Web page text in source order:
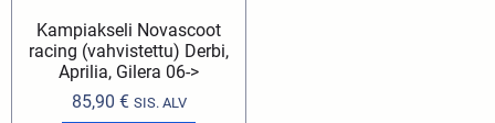
Kampiakseli Novascoot
racing (vahvistettu) Derbi,
Aprilia, Gilera 06->
85,90 € SIS. ALV